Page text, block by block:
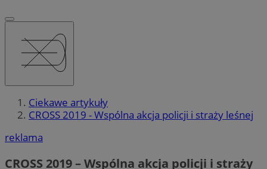
Ciekawe artykuły
CROSS 2019 - Wspólna akcja policji i straży leśnej
reklama
CROSS 2019 – Wspólna akcja policji i straży